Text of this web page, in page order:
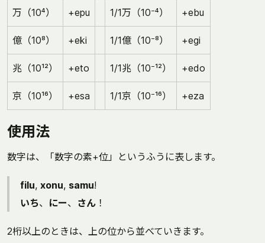
万（10⁴） +epu 1/1万（10⁻⁴） +ebu
億（10⁸） +eki 1/1億（10⁻⁸） +egi
兆（10¹²） +eto 1/1兆（10⁻¹²） +edo
京（10¹⁶） +esa 1/1京（10⁻¹⁶） +eza
使用法
数字は、「数字の素+位」というふうに表します。
filu, xonu, samu!
いち、 にー、 さん ！
2桁以上のときは、上の位から並べていきます。